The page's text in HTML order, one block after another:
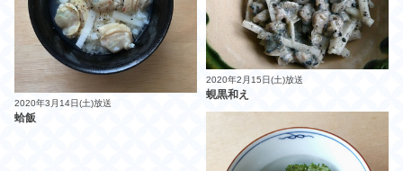
2020年3月14日(土)放送
蛤飯
2020年2月15日(土)放送
蜆黒和え